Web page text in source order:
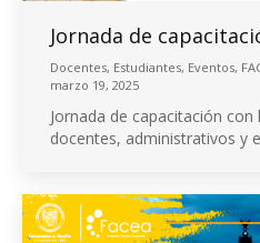
Jornada de
Docentes, Estudiantes, Eventos,
marzo 19, 2025
Jornada de capacitación con
docentes, administrativos y